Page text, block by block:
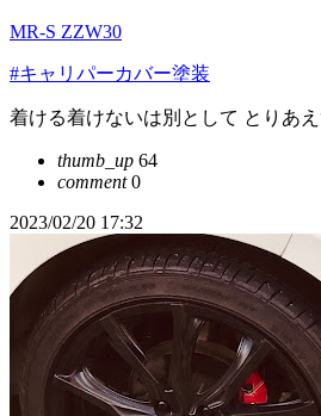
MR-S ZZW30
#キャリパーカバー塗装
着ける着けないは別として とりあ
thumb_up 64
comment0
2023/02/20 17:32